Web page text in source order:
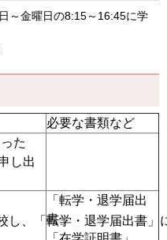
～金曜日の8:15～16:45に学
手続
必要な書類など
た
し出
し、「転学・退学届出書」
「転学・退学届出
書」